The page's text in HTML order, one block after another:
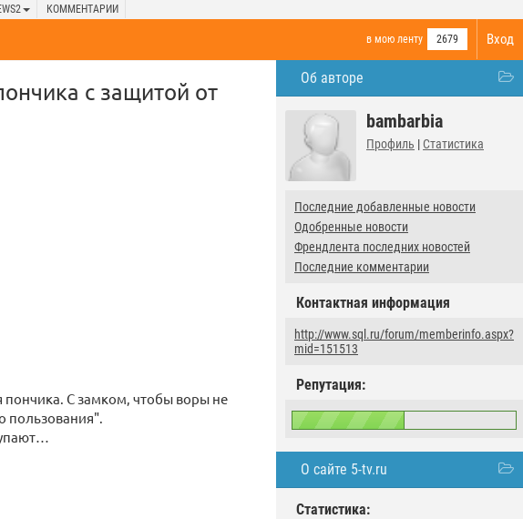
КОММЕНТАРИИ
Вход
в мою ленту 2679
Об авторе
bambarbia
Профиль | Статистика
Последние добавленные новости
Одобренные новости
Френдлента последних новостей
Последние комментарии
Контактная информация
http://www.sql.ru/forum/memberinfo.aspx?
mid=151513
Репутация:
О сайте 5-tv.ru
Статистика:
с защитой от
С замком, чтобы воры не
пользования".